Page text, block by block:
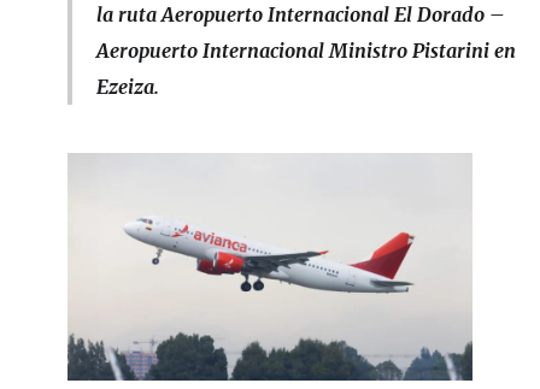
la ruta Aeropuerto Internacional El Dorado –
Aeropuerto Internacional Ministro Pistarini en
Ezeiza.